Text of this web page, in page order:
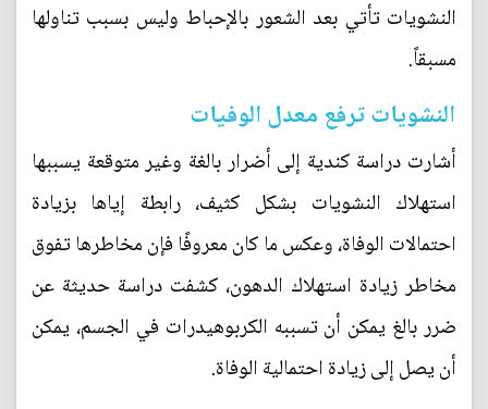
النشويات تأتي بعد الشعور بالإحباط وليس بسبب تناولها
مسبقاً.
النشويات ترفع معدل الوفيات
أشارت دراسة كندية إلى أضرار بالغة وغير متوقعة يسببها
استهلاك النشويات بشكل كثيف، رابطة إياها بزيادة
احتمالات الوفاة، وعكس ما كان معروفًا فإن مخاطرها تفوق
مخاطر زيادة استهلاك الدهون، كشفت دراسة حديثة عن
ضرر بالغ يمكن أن تسببه الكربوهيدرات في الجسم، يمكن
أن يصل إلى زيادة احتمالية الوفاة.